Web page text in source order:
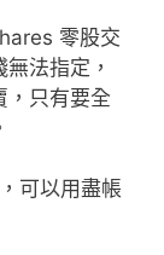
零股交
法指定，
，只有要全
可以用盡帳